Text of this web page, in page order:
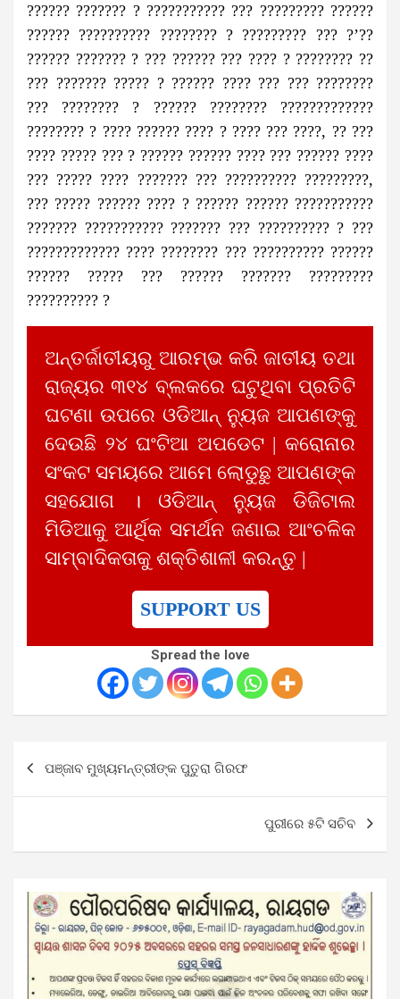
?????? ??????? ? ??????????? ??? ????????? ??????
?????? ?????????? ???????? ? ????????? ??? ?’??
?????? ??????? ? ??? ?????? ??? ???? ? ???????? ??
??? ??????? ????? ? ?????? ???? ??? ??? ????????
??? ???????? ? ?????? ???????? ?????????????
???????? ? ???? ?????? ???? ? ???? ??? ????, ?? ???
???? ????? ??? ? ?????? ?????? ???? ??? ?????? ????
??? ????? ???? ??????? ??? ?????????? ?????????,
??? ????? ?????? ???? ? ?????? ?????? ???????????
??????? ??????????? ??????? ??? ?????????? ? ???
????????????? ???? ???????? ??? ?????????? ??????
?????? ????? ??? ?????? ??????? ?????????
?????????? ?
ଅନ୍ତର୍ଜାତୀୟରୁ ଆରମ୍ଭ କରି ଜାତୀୟ ତଥା
ରାଜ୍ୟର ୩୧୪ ବ୍ଲକରେ ଘଟୁଥିବା ପ୍ରତିଟି
ଘଟଣା ଉପରେ ଓଡିଆନ୍ ନ୍ୟୁଜ ଆପଣଙ୍କୁ
ଦେଉଛି ୨୪ ଘଂଟିଆ ଅପଡେଟ | କରୋନାର
ସଂକଟ ସମୟରେ ଆମେ ଲୋଡୁଛୁ ଆପଣଙ୍କ
ସହଯୋଗ । ଓଡିଆନ୍ ନ୍ୟୁଜ ଡିଜିଟାଲ
ମିଡିଆକୁ ଆର୍ଥିକ ସମର୍ଥନ ଜଣାଇ ଆଂଚଳିକ
ସାମ୍ବାଦିକତାକୁ ଶକ୍ତିଶାଳୀ କରନ୍ତୁ |
SUPPORT US
Spread the love
navigation
ପଞ୍ଜାବ ମୁଖ୍ୟମନ୍ତ୍ରୀଙ୍କ ପୁତୁରା ଗିରଫ
ପୁରୀରେ ୫ଟି ସଚିବ